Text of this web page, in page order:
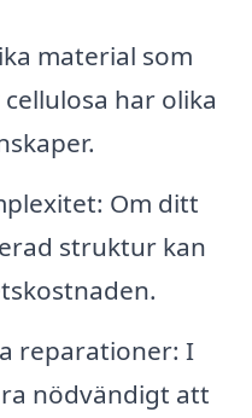
material som
har olika
Om ditt
struktur kan
reparationer: I
nödvändigt att